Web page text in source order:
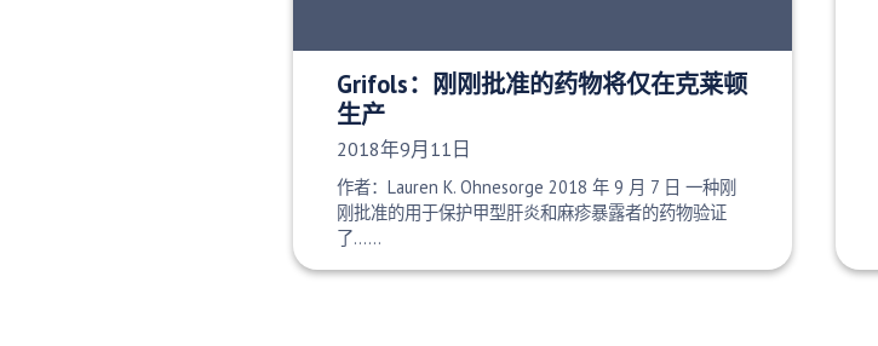
Grifols：刚刚批准的药物将仅在克莱顿
生产
发布日期：
2018年9月11日
作者：Lauren K. Ohnesorge 2018 年 9 月 7 日 一种刚
刚批准的用于保护甲型肝炎和麻疹暴露者的药物验证
了……